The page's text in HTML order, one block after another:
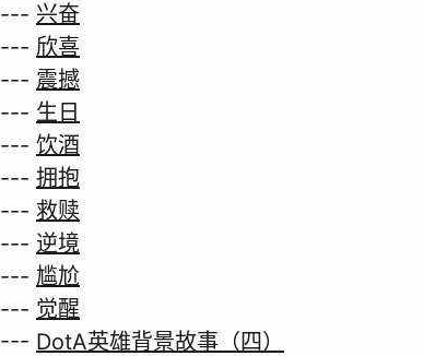
--- 兴奋
--- 欣喜
--- 震撼
--- 生日
--- 饮酒
--- 拥抱
--- 救赎
--- 逆境
--- 尴尬
--- 觉醒
--- DotA英雄背景故事（四）